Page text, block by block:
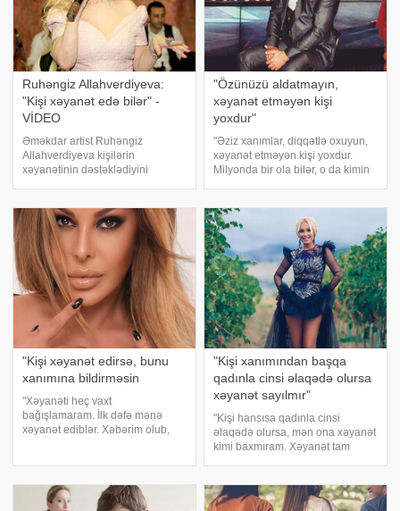
Ruhəngiz Allahverdiyeva:
"Kişi xəyanət edə bilər" -
VİDEO
Əməkdar artist Ruhəngiz
Allahverdiyeva kişilərin
xəyanətinin dəstəklədiyini
xəyanətə görə həyat yoldaşından
ayrılmaq istəyən xanıma məsləhə
"Özünüzü aldatmayın,
xəyanət etməyən kişi
yoxdur"
"Əziz xanımlar, diqqətlə oxuyun,
xəyanət etməyən kişi yoxdur.
Milyonda bir ola bilər, o da kimin
sosial şəbəkədə yazıb. Sənətçi
bildirib ki, sevdiyi qadın
"Kişi xəyanət edirsə, bunu
xanımına bildirməsin
"Xəyanəti heç vaxt
bağışlamaram. İlk dəfə mənə
xəyanət ediblər. Xəbərim olub,
İnam itir. Ümumiyyətlə kişi qadına
xəyanət edirsə
"Kişi xanımından başqa
qadınla cinsi əlaqədə olursa
xəyanət sayılmır"
"Kişi hansısa qadınla cinsi
əlaqədə olursa, mən ona xəyanət
kimi baxmıram. Xəyanət tam
münasibətdə olub evə
qayıtmayacaqsa, xəyanət odur".